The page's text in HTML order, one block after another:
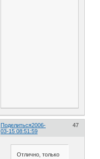
Поделиться 47
2006-
03-15 08:51:59
Отлично, только